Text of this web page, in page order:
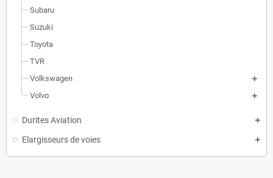
Subaru
Suzuki
Toyota
TVR
Volkswagen
Volvo
Durites Aviation
Elargisseurs de voies